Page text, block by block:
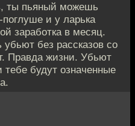
ты пьяный можешь
и у ларька
заработка в месяц.
без рассказов со
Правда жизни. Убьют
тебе будут означенные